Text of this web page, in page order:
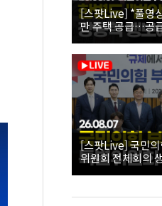
[스팟Live] *풀영
만 주택 공급…공
26.08.07 더불어
[스팟Live] 국민의
위원회 전체회의